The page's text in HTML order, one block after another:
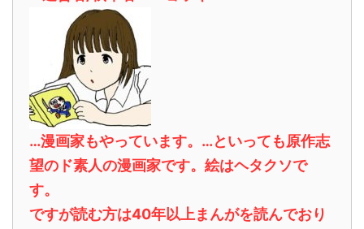
…漫画家もやっています。…といっても原作志
望のド素人の漫画家です。絵はヘタクソで
す。
ですが読む方は40年以上まんがを読んでおり